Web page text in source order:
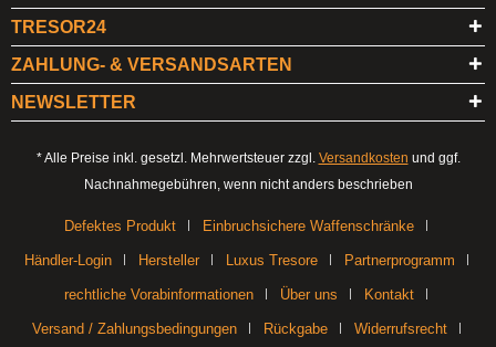
TRESOR24
ZAHLUNG- & VERSANDSARTEN
NEWSLETTER
* Alle Preise inkl. gesetzl. Mehrwertsteuer zzgl. Versandkosten und ggf.
Nachnahmegebühren, wenn nicht anders beschrieben
Defektes Produkt Einbruchsichere Waffenschränke
Händler-Login Hersteller Luxus Tresore Partnerprogramm
rechtliche Vorabinformationen Über uns Kontakt
Versand / Zahlungsbedingungen Rückgabe Widerrufsrecht